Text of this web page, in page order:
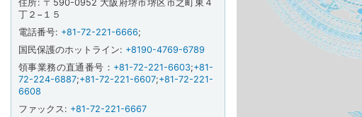
住所: 〒590-0952 大阪府堺市堺区市之町東４
丁２−１５
電話番号: +81-72-221-6666;
国民保護のホットライン: +8190-4769-6789
領事業務の直通番号： +81-72-221-6603;+81-
72-224-6887;+81-72-221-6607;+81-72-221-
6608
ファックス: +81-72-221-6667